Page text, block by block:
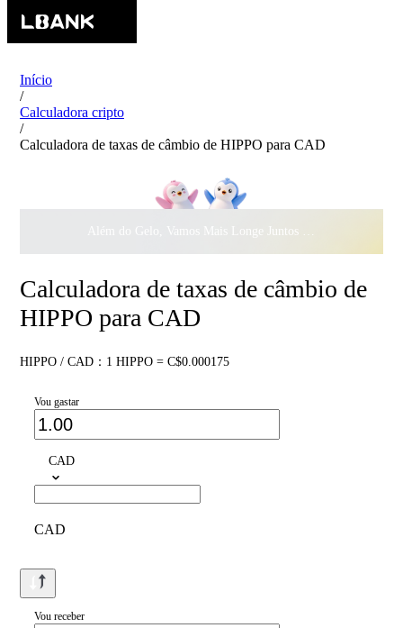
Início
/
Calculadora cripto
/
Calculadora de taxas de câmbio de HIPPO para CAD
Além do Gelo, Vamos Mais Longe Juntos ·$500.000
Calculadora de taxas de câmbio de
HIPPO para CAD
HIPPO / CAD：1 HIPPO = C$0.000175
Vou gastar
CAD
CAD
Vou receber